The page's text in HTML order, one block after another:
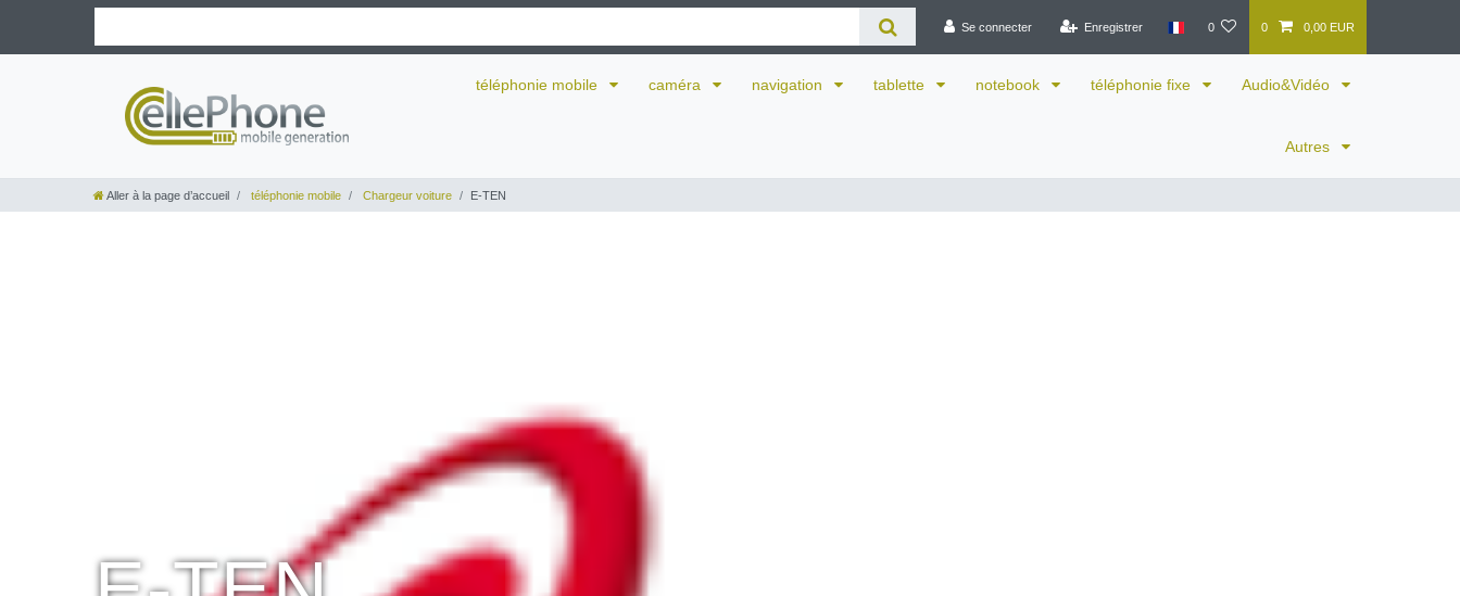
Se connecter Enregistrer 0 0 0,00 EUR
téléphonie mobile caméra navigation tablette notebook téléphonie fixe Audio&Vidéo
Autres
Aller à la page d’accueil téléphonie mobile Chargeur voiture E-TEN